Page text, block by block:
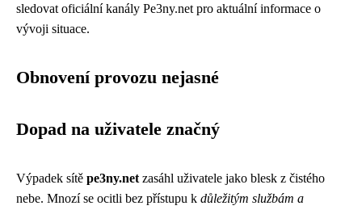
sledovat oficiální kanály Pe3ny.net pro aktuální informace o
vývoji situace.
Obnovení provozu nejasné
Dopad na uživatele značný
Výpadek sítě pe3ny.net zasáhl uživatele jako blesk z čistého
nebe. Mnozí se ocitli bez přístupu k důležitým službám a